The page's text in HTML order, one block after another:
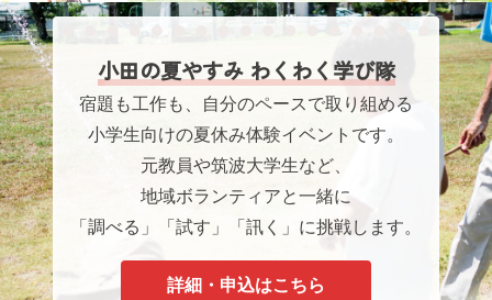
小田の夏やすみ わくわく学び隊
宿題も工作も、自分のペースで取り組める
小学生向けの夏休み体験イベントです。
元教員や筑波大学生など、
地域ボランティアと一緒に
「調べる」「試す」「訊く」に挑戦します。
詳細・申込はこちら